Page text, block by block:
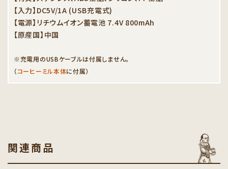
【入力】DC5V/1A (USB充電式)
【電源】リチウムイオン蓄電池 7.4V 800mAh
【原産国】中国
※充電用のUSBケーブルは付属しません。
（コーヒーミル本体に付属）
関連商品